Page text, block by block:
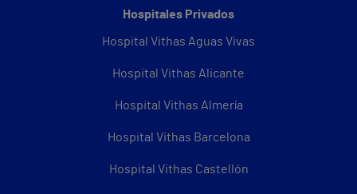
Hospitales Privados
Hospital Vithas Aguas Vivas
Hospital Vithas Alicante
Hospital Vithas Almería
Hospital Vithas Barcelona
Hospital Vithas Castellón